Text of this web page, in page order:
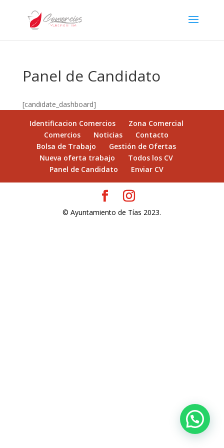
Panel de Candidato
[candidate_dashboard]
Identificacion Comercios
Zona Comercial
Comercios
Noticias
Contacto
Bolsa de Trabajo
Gestión de Ofertas
Nueva oferta trabajo
Todos los CV
Panel de Candidato
Enviar CV
© Ayuntamiento de Tías 2023.